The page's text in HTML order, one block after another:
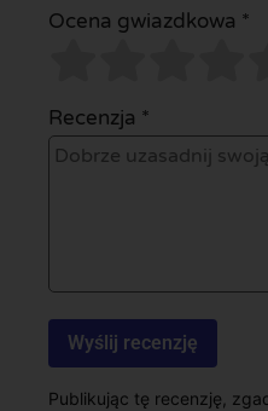
Ocena gwiazdkowa *
Recenzja *
Publikując tę recenzję,